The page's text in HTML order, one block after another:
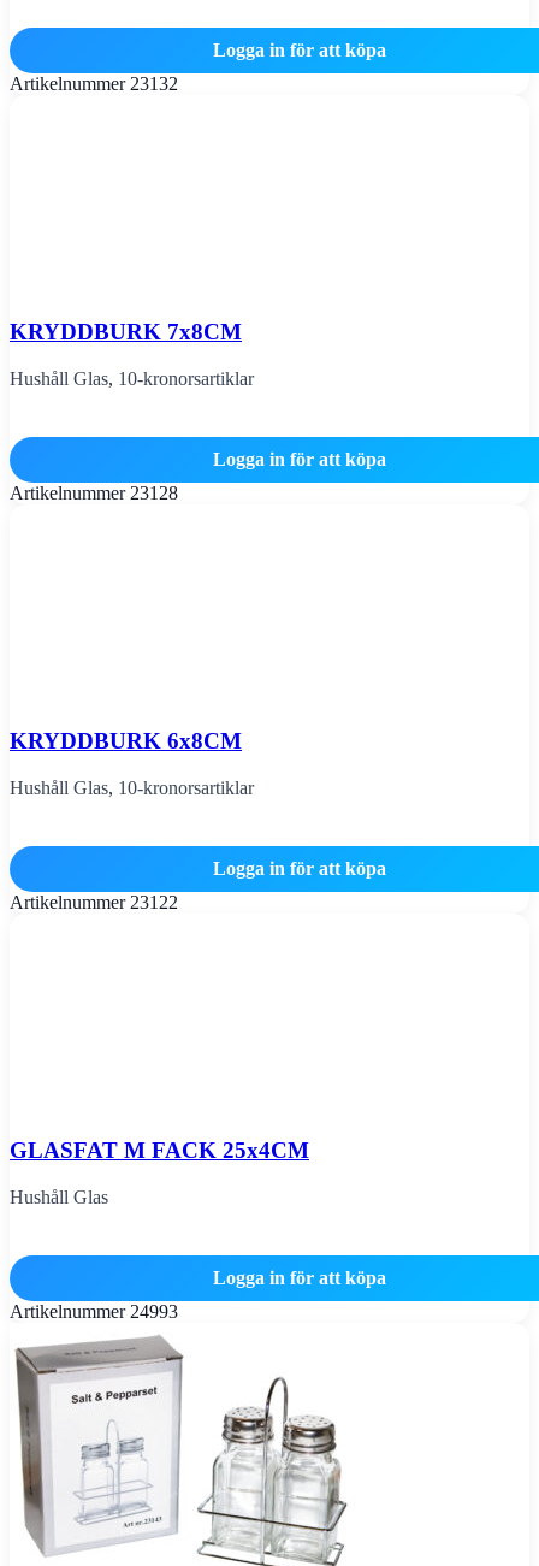
Logga in för att köpa
Artikelnummer 23132
KRYDDBURK 7x8CM
Hushåll Glas, 10-kronorsartiklar
Logga in för att köpa
Artikelnummer 23128
KRYDDBURK 6x8CM
Hushåll Glas, 10-kronorsartiklar
Logga in för att köpa
Artikelnummer 23122
GLASFAT M FACK 25x4CM
Hushåll Glas
Logga in för att köpa
Artikelnummer 24993